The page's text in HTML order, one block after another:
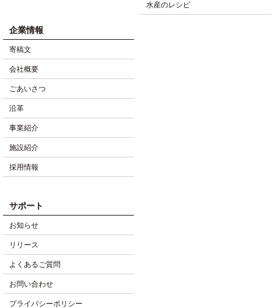
水産のレシピ
企業情報
寄稿文
会社概要
ごあいさつ
沿革
事業紹介
施設紹介
採用情報
サポート
お知らせ
リリース
よくあるご質問
お問い合わせ
プライバシーポリシー